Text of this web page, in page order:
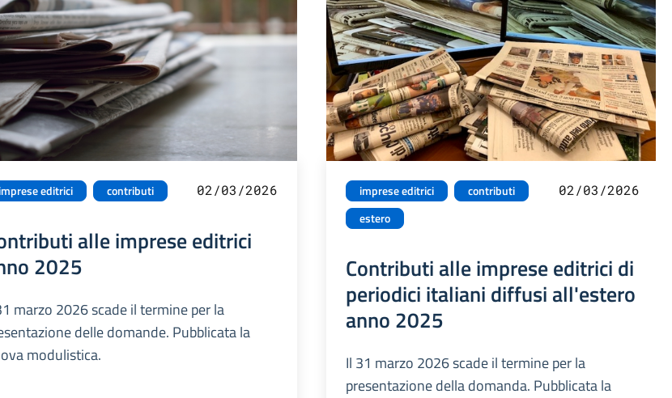
imprese editrici contributi 02/03/2026
alle imprese editrici
2025
marzo 2026 scade il termine per la
delle domande. Pubblicata la
modulistica.
imprese editrici
contributi
estero
02/03/2026
Contributi alle imprese editrici di
periodici italiani diffusi all'estero
anno 2025
Il 31 marzo 2026 scade il termine per la
presentazione della domanda. Pubblicata la